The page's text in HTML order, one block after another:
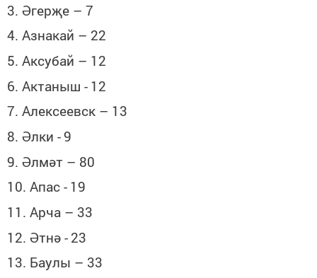
3. Әгерҗе – 7
4. Азнакай – 22
5. Аксубай – 12
6. Актаныш - 12
7. Алексеевск – 13
8. Әлки -9
9. Әлмәт – 80
10. Апас - 19
11. Арча – 33
12. Әтнә - 23
13. Баулы – 33